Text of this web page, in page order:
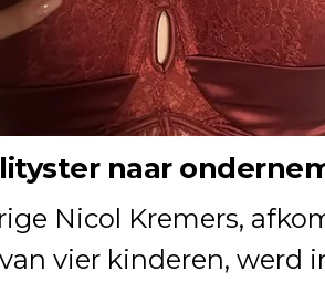
naar
Nicol Kremers,
vier kinderen, werd